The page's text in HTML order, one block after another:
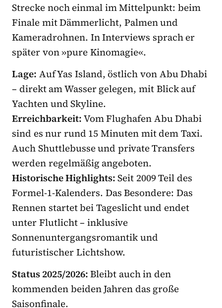
Strecke noch einmal im Mittelpunkt: beim
Finale mit Dämmerlicht, Palmen und
Kameradrohnen. In Interviews sprach er
später von »pure Kinomagie«.
Lage: Auf Yas Island, östlich von Abu Dhabi
– direkt am Wasser gelegen, mit Blick auf
Yachten und Skyline.
Erreichbarkeit:Vom Flughafen Abu Dhabi
sind es nur rund 15 Minuten mit dem Taxi.
Auch Shuttlebusse und private Transfers
werden regelmäßig angeboten.
Historische Highlights:Seit 2009 Teil des
Formel-1-Kalenders. Das Besondere: Das
Rennen startet bei Tageslicht und endet
unter Flutlicht – inklusive
Sonnenuntergangsromantik und
futuristischer Lichtshow.
Status 2025/2026:Bleibt auch in den
kommenden beiden Jahren das große
Saisonfinale.